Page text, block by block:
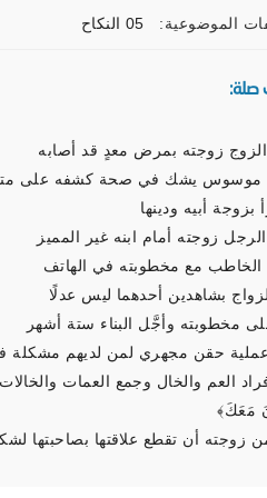
الموضوعية: 05 النكاح
صلة:
الزوج زوجته بمرض معدٍ قد أصابه
موسوس يشك في صحة كشفه على
بزوجة أبيه ودينها
زوجته أمام ابنه غير المميز
مع مخطوبته في الهاتف
بشاهدين أحدهما ليس عدلًا
مخطوبته وأجَّل البناء ستة أشهر
حقن مجهري لمن لديهم مشكلة
العم والخال وجمع العمات
مَعَكَ﴾
زوجته أن تقطع علاقتها بصاحبتها